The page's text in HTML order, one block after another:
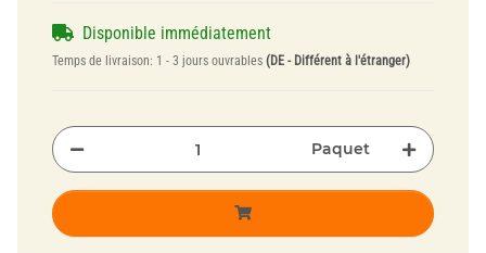
Disponible immédiatement
Temps de livraison: 1 - 3 jours ouvrables (DE - Différent à l'étranger)
Paquet